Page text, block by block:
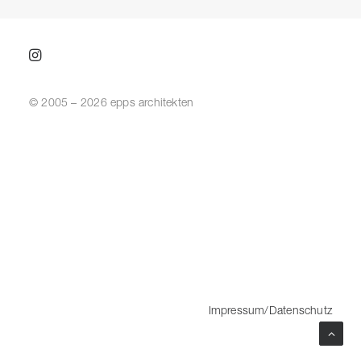
© 2005 – 2026 epps architekten
Impressum/Datenschutz